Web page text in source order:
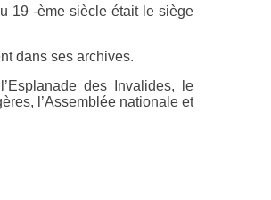
19 -ème siècle était le siège
dans ses archives.
des Invalides, le
l’Assemblée nationale et